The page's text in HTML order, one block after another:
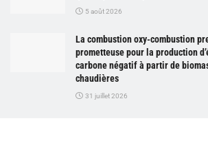
5 août 2026
La combustion oxy-combustion
prometteuse pour la production
carbone négatif à partir de
chaudières
31 juillet 2026